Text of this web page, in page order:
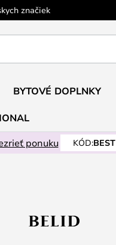
značiek
BYTOVÉ DOPLNKY
ponuku KÓD:BEST